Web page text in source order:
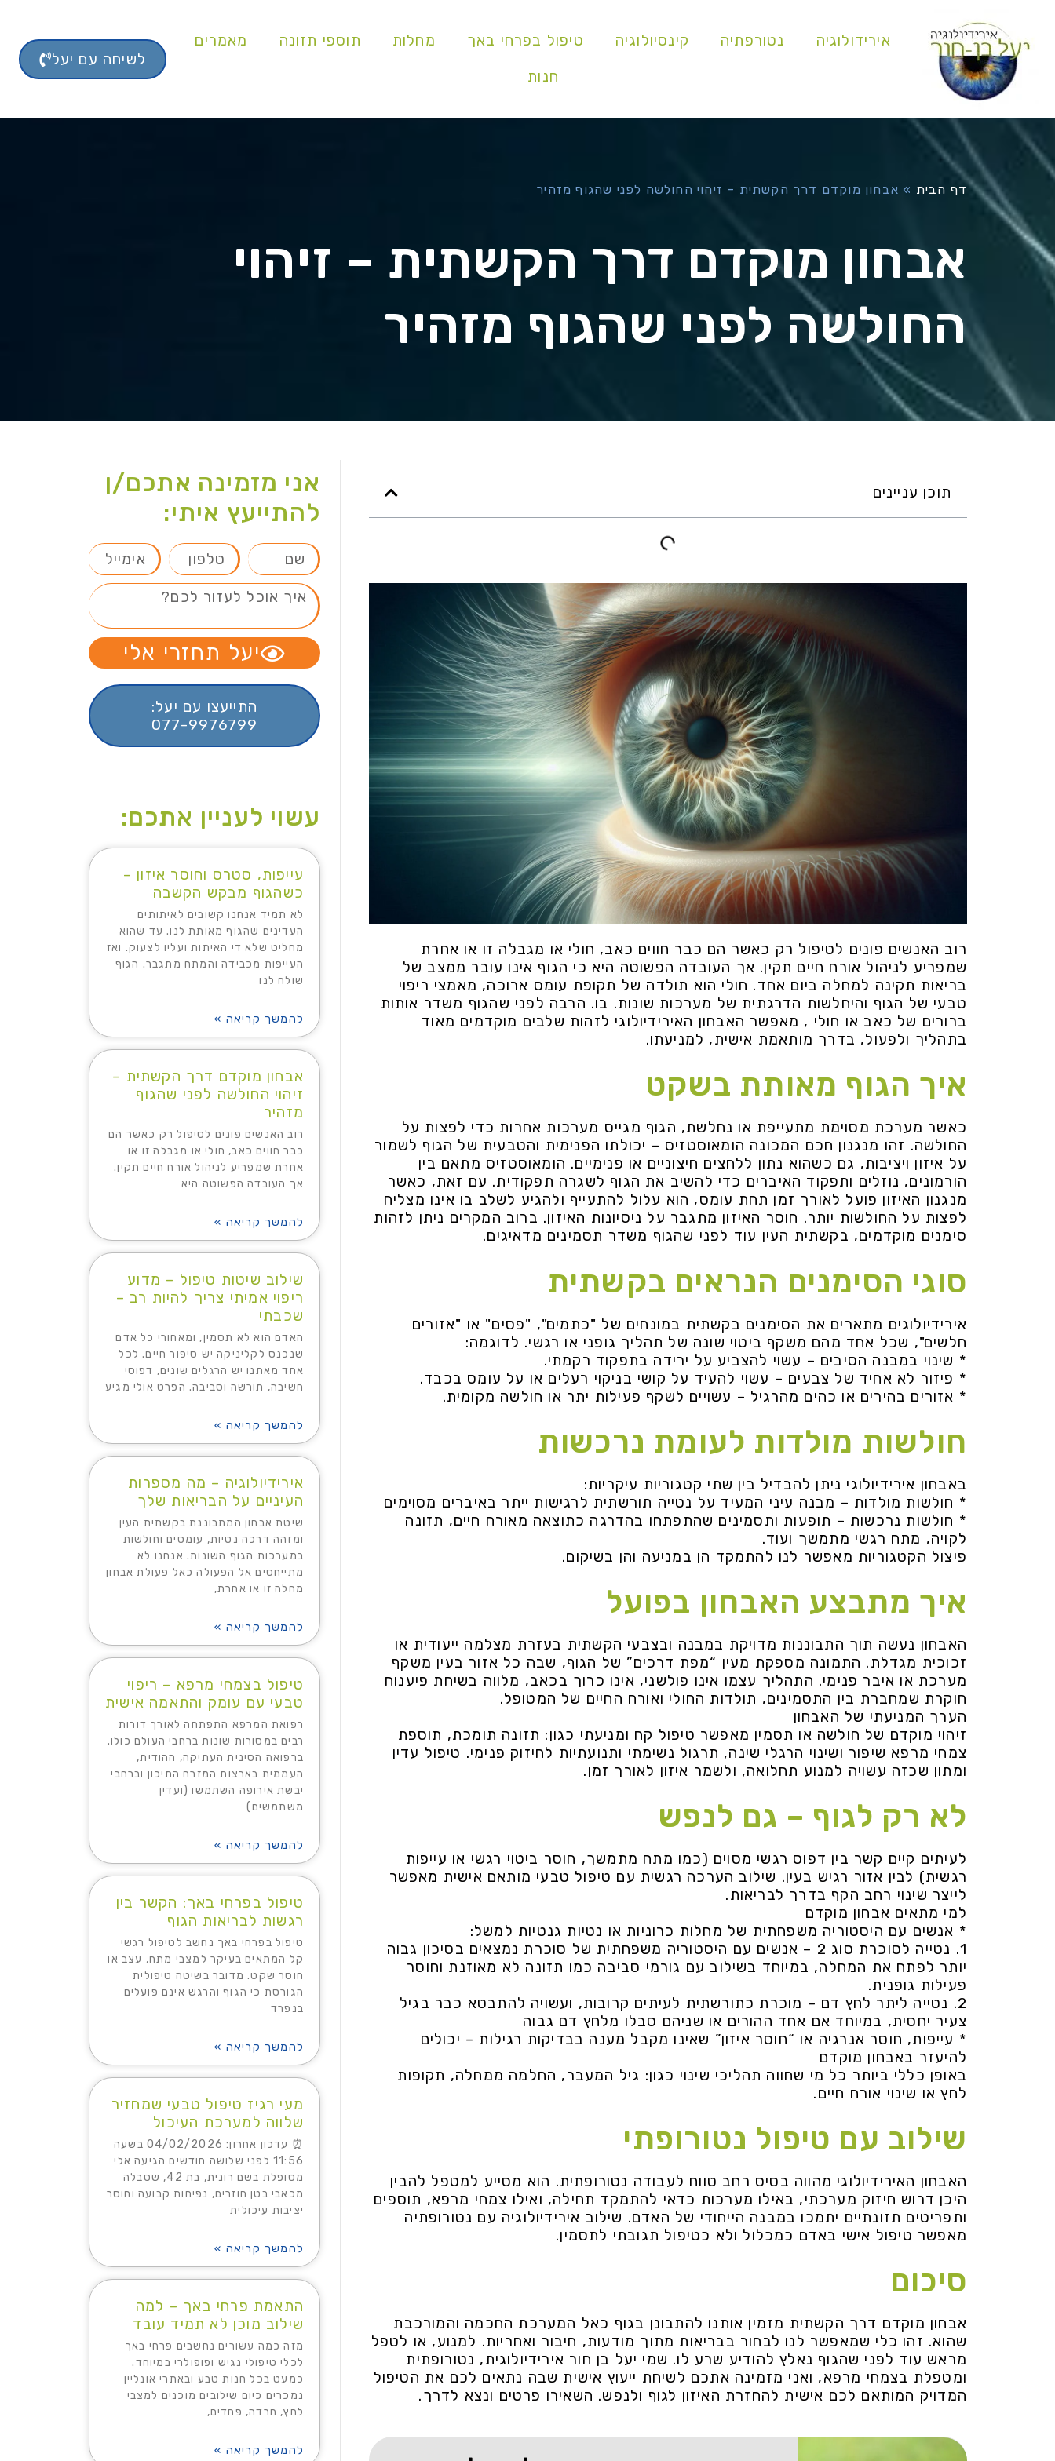
אירידולוגיה נטורפתיה קינסיולוגיה טיפול בפרחי באך מחלות תוספי תזונה
מאמרים
חנות
לשיחה עם יעל
דף הבית » אבחון מוקדם דרך הקשתית – זיהוי החולשה לפני שהגוף מזהיר
אבחון מוקדם דרך הקשתית – זיהוי
החולשה לפני שהגוף מזהיר
תוכן עניינים
רוב האנשים פונים לטיפול רק כאשר הם כבר חווים כאב, חולי או מגבלה זו או אחרת
שמפריע לניהול אורח חיים תקין. אך העובדה הפשוטה היא כי הגוף אינו עובר ממצב של
בריאות תקינה למחלה ביום אחד. חולי הוא תולדה של תקופת עומס ארוכה, מאמצי ריפוי
טבעי של הגוף והיחלשות הדרגתית של מערכות שונות. בו. הרבה לפני שהגוף משדר אותות
ברורים של כאב או חולי , מאפשר האבחון האירידיולוגי לזהות שלבים מוקדמים מאוד
בתהליך ולפעול, בדרך מותאמת אישית, למניעתו.
איך הגוף מאותת בשקט
כאשר מערכת מסוימת מתעייפת או נחלשת, הגוף מגייס מערכות אחרות כדי לפצות על
החולשה. זהו מנגנון חכם המכונה הומאוסטזיס – יכולתו הפנימית והטבעית של הגוף לשמור
על איזון ויציבות, גם כשהוא נתון ללחצים חיצוניים או פנימיים. הומאוסטזיס מתאם בין
הורמונים, נוזלים ותפקוד האיברים כדי להשיב את הגוף לשגרה תפקודית. עם זאת, כאשר
מנגנון האיזון פועל לאורך זמן תחת עומס, הוא עלול להתעייף ולהגיע לשלב בו אינו מצליח
לפצות על החולשות יותר. חוסר האיזון מתגבר על ניסיונות האיזון. ברוב המקרים ניתן לזהות
סימנים מוקדמים, בקשתית העין עוד לפני שהגוף משדר תסמינים מדאיגים.
סוגי הסימנים הנראים בקשתית
אירידיולוגים מתארים את הסימנים בקשתית במונחים של "כתמים", "פסים" או "אזורים
חלשים", שכל אחד מהם משקף ביטוי שונה של תהליך גופני או רגשי. לדוגמה:
* שינוי במבנה הסיבים – עשוי להצביע על ירידה בתפקוד רקמתי.
* פיזור לא אחיד של צבעים – עשוי להעיד על קושי בניקוי רעלים או על עומס בכבד.
* אזורים בהירים או כהים מהרגיל – עשויים לשקף פעילות יתר או חולשה מקומית.
חולשות מולדות לעומת נרכשות
באבחון אירידיולוגי ניתן להבדיל בין שתי קטגוריות עיקריות:
* חולשות מולדות – מבנה עיני המעיד על נטייה תורשתית לרגישות ייתר באיברים מסוימים
* חולשות נרכשות – תופעות ותסמינים שהתפתחו בהדרגה כתוצאה מאורח חיים, תזונה
לקויה, מתח רגשי מתמשך ועוד.
פיצול הקטגוריות מאפשר לנו להתמקד הן במניעה והן בשיקום.
איך מתבצע האבחון בפועל
האבחון נעשה תוך התבוננות מדויקת במבנה ובצבעי הקשתית בעזרת מצלמה ייעודית או
זכוכית מגדלת. התמונה מספקת מעין “מפת דרכים” של הגוף, שבה כל אזור בעין משקף
מערכת או איבר פנימי. התהליך עצמו אינו פולשני, אינו כרוך בכאב, מלווה בשיחת פיענוח
חוקרת שמחברת בין התסמינים, תולדות החולי ואורח החיים של המטופל.
הערך המניעתי של האבחון
זיהוי מוקדם של חולשה או תסמין מאפשר טיפול קח ומניעתי כגון: תזונה תומכת, תוספת
צמחי מרפא שיפור ושינוי הרגלי שינה, תרגול נשימתי ותנועתיות לחיזוק פנימי. טיפול עדין
ומתון שכזה עשויה למנוע תחלואה, ולשמר איזון לאורך זמן.
לא רק לגוף – גם לנפש
לעיתים קיים קשר בין דפוס רגשי מסוים (כמו מתח מתמשך, חוסר ביטוי רגשי או עייפות
רגשית) לבין אזור רגיש בעין. שילוב הערכה רגשית עם טיפול טבעי מותאם אישית מאפשר
לייצר שינוי רחב הקף בדרך לבריאות.
למי מתאים אבחון מוקדם
* אנשים עם היסטוריה משפחתית של מחלות כרוניות או נטיות גנטיות למשל:
1. נטייה לסוכרת סוג 2 – אנשים עם היסטוריה משפחתית של סוכרת נמצאים בסיכון גבוה
יותר לפתח את המחלה, במיוחד בשילוב עם גורמי סביבה כמו תזונה לא מאוזנת וחוסר
פעילות גופנית.
2. נטייה ליתר לחץ דם – מוכרת כתורשתית לעיתים קרובות, ועשויה להתבטא כבר בגיל
צעיר יחסית, במיוחד אם אחד ההורים או שניהם סבלו מלחץ דם גבוה
* עייפות, חוסר אנרגיה או “חוסר איזון” שאינו מקבל מענה בבדיקות רגילות – יכולים
להיעזר באבחון מוקדם
באופן כללי ביותר כל מי שחווה תהליכי שינוי כגון: גיל המעבר, החלמה ממחלה, תקופות
לחץ או שינוי אורח חיים.
שילוב עם טיפול נטורופתי
האבחון האירידיולוגי מהווה בסיס רחב טווח לעבודה נטורופתית. הוא מסייע למטפל להבין
היכן דרוש חיזוק מערכתי, באילו מערכות כדאי להתמקד תחילה, ואילו צמחי מרפא, תוספים
ותפריטים תזונתיים יתמכו במבנה הייחודי של האדם. שילוב אירידיולוגיה עם נטורופתיה
מאפשר טיפול אישי באדם כמכלול ולא כטיפול תגובתי לתסמין.
סיכום
אבחון מוקדם דרך הקשתית מזמין אותנו להתבונן בגוף כאל המערכת החכמה והמורכבת
שהוא. זהו כלי שמאפשר לנו לבחור בבריאות מתוך מודעות, חיבור ואחריות. למנוע, או לטפל
מראש עוד לפני שהגוף נאלץ להודיע שרע לו. שמי יעל בן חור אירידיולוגית, נטורופתית
ומטפלת בצמחי מרפא, ואני מזמינה אתכם לשיחת ייעוץ אישית שבה נתאים לכם את הטיפול
המדויק המותאם לכם אישית להחזרת האיזון לגוף ולנפש. השאירו פרטים ונצא לדרך.
אני מזמינה אתכם/ן
להתייעץ איתי:
יעל תחזרי אלי
התייעצו עם יעל:
077-9976799
עשוי לעניין אתכם:
עייפות, סטרס וחוסר איזון –
כשהגוף מבקש הקשבה
לא תמיד אנחנו קשובים לאיתותים
העדינים שהגוף מאותת לנו. עד שהוא
מחליט שלא די האיתות ועליו לצעוק. ואז
העייפות מכבידה והמתח מתגבר. הגוף
שולח לנו
להמשך קריאה »
אבחון מוקדם דרך הקשתית –
זיהוי החולשה לפני שהגוף
מזהיר
רוב האנשים פונים לטיפול רק כאשר הם
כבר חווים כאב, חולי או מגבלה זו או
אחרת שמפריע לניהול אורח חיים תקין.
אך העובדה הפשוטה היא
להמשך קריאה »
שילוב שיטות טיפול – מדוע
ריפוי אמיתי צריך להיות רב –
שכבתי
האדם הוא לא תסמין, ומאחורי כל אדם
שנכנס לקליניקה יש סיפור חיים. לכל
אחד מאתנו יש הרגלים שונים, דפוסי
חשיבה, תורשה וסביבה. הפרט אולי מגיע
להמשך קריאה »
אירידיולוגיה – מה מספרות
העיניים על הבריאות שלך
שיטת אבחון המתבוננת בקשתית העין
ומזהה דרכה נטיות, עומסים וחולשות
במערכות הגוף השונות. אנחנו לא
מתייחסים אל הפעולה כאל פעולת אבחון
מחלה זו או אחרת,
להמשך קריאה »
טיפול בצמחי מרפא – ריפוי
טבעי עם עומק והתאמה אישית
רפואת המרפא התפתחה לאורך דורות
רבים במסורות שונות ברחבי העולם כולו.
ברפואה הסינית העתיקה, ההודית,
העממית בארצות המזרח התיכון וברחבי
יבשת אירופה השתמשו (ועדין
משתמשים)
להמשך קריאה »
טיפול בפרחי באך: הקשר בין
רגשות לבריאות הגוף
טיפול בפרחי באך נחשב לטיפול רגשי
קל המתאים בעיקר למצבי מתח, עצב או
חוסר שקט. מדובר בשיטה טיפולית
הגורסת כי הגוף והרגש אינם פועלים
בנפרד
להמשך קריאה »
מעי רגיז טיפול טבעי שמחזיר
שלווה למערכת העיכול
⏰ עדכון אחרון: 04/02/2026 בשעה
11:56 לפני שלושה חודשים הגיעה אלי
מטופלת בשם רונית, בת 42, שסבלה
מכאבי בטן חוזרים, נפיחות קבועה וחוסר
יציבות עיכולית
להמשך קריאה »
התאמת פרחי באך – למה
שילוב מוכן לא תמיד עובד
מזה כמה עשורים נחשבים פרחי באך
לכלי טיפולי נגיש ופופולרי במיוחד.
כמעט בכל חנות טבע ובאתרי אונליין
נמכרים כיום שילובים מוכנים למצבי
לחץ, חרדה, פחדים,
להמשך קריאה »